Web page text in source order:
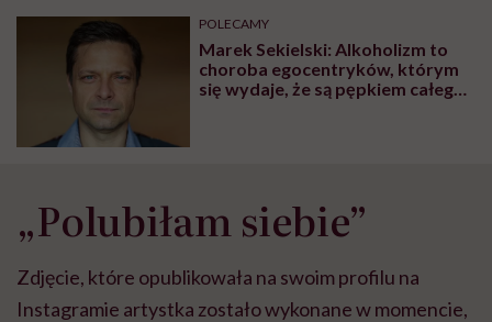
może chyba tylko
głupota i brak
pracy
POLECAMY
Marek Sekielski: Alkoholizm to
choroba egocentryków, którym
się wydaje, że są pępkiem całego
„Polubiłam siebie”
Zdjęcie, które opublikowała na swoim profilu na
Instagramie artystka zostało wykonane w momencie,